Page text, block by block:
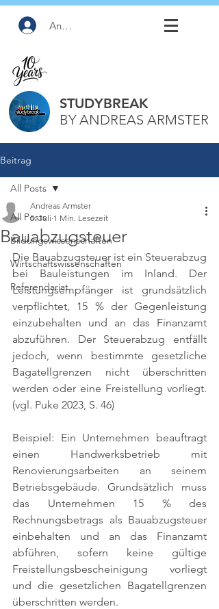
Anmelden
STUDYBREAK
BY ANDREAS ARMSTER
Beitrag
All Posts
Bildungswissenschaften
Wirtschaftswissenschaften
Referendariat
All Posts
Bauabzugsteuer
Andreas Armster
5. Juli 1 Min. Lesezeit
Die Bauabzugsteuer ist ein Steuerabzug
bei Bauleistungen im Inland. Der
Leistungsempfänger ist grundsätzlich
verpflichtet, 15 % der Gegenleistung
einzubehalten und an das Finanzamt
abzuführen. Der Steuerabzug entfällt
jedoch, wenn bestimmte gesetzliche
Bagatellgrenzen nicht überschritten
(vgl. Puke 2023, S. 46)
Beispiel: Ein Unternehmen beauftragt
einen Handwerksbetrieb mit
Renovierungsarbeiten an seinem
Betriebsgebäude. Grundsätzlich muss
das Unternehmen 15 % des
Rechnungsbetrags als Bauabzugsteuer
einbehalten und an das Finanzamt
abführen, sofern keine gültige
Freistellungsbescheinigung vorliegt
und die gesetzlichen Bagatellgrenzen
überschritten werden.